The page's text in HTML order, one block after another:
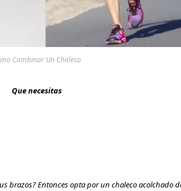
Combinar Un Chaleco
Que necesitas
brazos? Entonces opta por un chaleco acolchado